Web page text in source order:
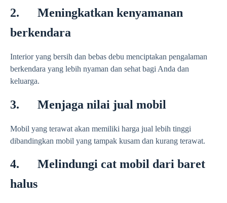
2. Meningkatkan kenyamanan
berkendara
Interior yang bersih dan bebas debu menciptakan pengalaman
berkendara yang lebih nyaman dan sehat bagi Anda dan
keluarga.
3. Menjaga nilai jual mobil
Mobil yang terawat akan memiliki harga jual lebih tinggi
dibandingkan mobil yang tampak kusam dan kurang terawat.
4. Melindungi cat mobil dari baret
halus